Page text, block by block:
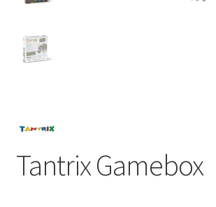
Tantrix Gamebox